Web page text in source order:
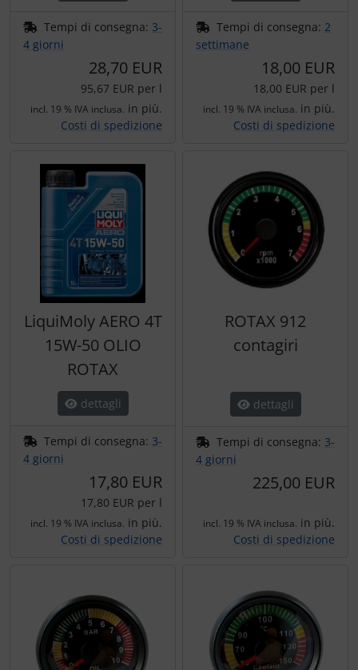
Tempi di consegna: 3-
4 giorni
28,70 EUR
95,67 EUR per l
incl. 19 % IVA inclusa. in più.
Costi di spedizione
Tempi di consegna: 2
settimane
18,00 EUR
18,00 EUR per l
incl. 19 % IVA inclusa. in più.
Costi di spedizione
LiquiMoly AERO 4T
15W-50 OLIO
ROTAX
dettagli
Tempi di consegna: 3-
4 giorni
17,80 EUR
17,80 EUR per l
incl. 19 % IVA inclusa. in più.
Costi di spedizione
ROTAX 912
contagiri
dettagli
Tempi di consegna: 3-
4 giorni
225,00 EUR
incl. 19 % IVA inclusa. in più.
Costi di spedizione
Paracadute
Pellicole di avvertimento e di protezione
Pneumatici, tubi e co.
Protezione e cura
Pulitore per zanzare
Speroni e ruote alari
Strumenti
Tapes e sintonizzazione
Trasponditore
Tubi, connettori....
Ugelli / sonde
Viti, dadi & co.
Prodotti personalizzati
Rilassamento
Teglia Aviator
Vessilli decorativi
Mappe di rilievo 3D